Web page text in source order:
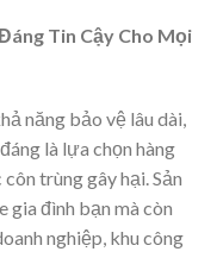
Tin Cậy Cho Mọi
năng bảo vệ lâu dài,
là lựa chọn hàng
trùng gây hại. Sản
gia đình bạn mà còn
nghiệp, khu công